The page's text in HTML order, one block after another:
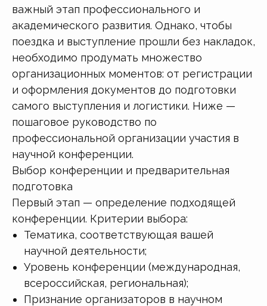
важный этап профессионального и
академического развития. Однако, чтобы
поездка и выступление прошли без накладок,
необходимо продумать множество
организационных моментов: от регистрации
и оформления документов до подготовки
самого выступления и логистики. Ниже —
пошаговое руководство по
профессиональной организации участия в
научной конференции.
Выбор конференции и предварительная
подготовка
Первый этап — определение подходящей
конференции. Критерии выбора:
Тематика, соответствующая вашей
научной деятельности;
Уровень конференции (международная,
всероссийская, региональная);
Признание организаторов в научном